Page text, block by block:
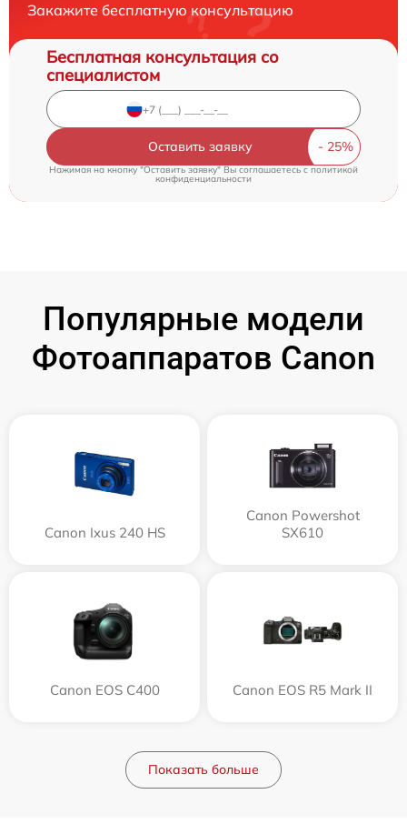
Закажите бесплатную консультацию
Бесплатная консультация со
специалистом
Оставить заявку
Нажимая на кнопку "Оставить заявку" Вы соглашаетесь c политикой
конфиденциальности
Популярные модели
Фотоаппаратов Canon
Canon Ixus 240 HS
Canon Powershot
SX610
Canon EOS C400 Canon EOS R5 Mark II
Показать больше